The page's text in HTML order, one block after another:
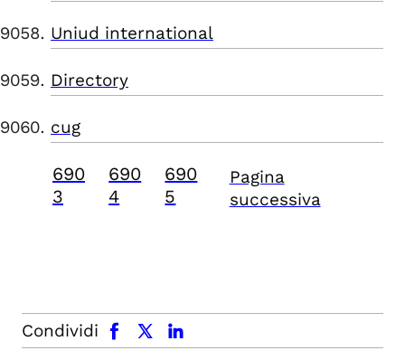
Uniud international
Directory
cug
690
3
690
4
690
5
Pagina
successiva
Condividi
facebook x.com linkedin